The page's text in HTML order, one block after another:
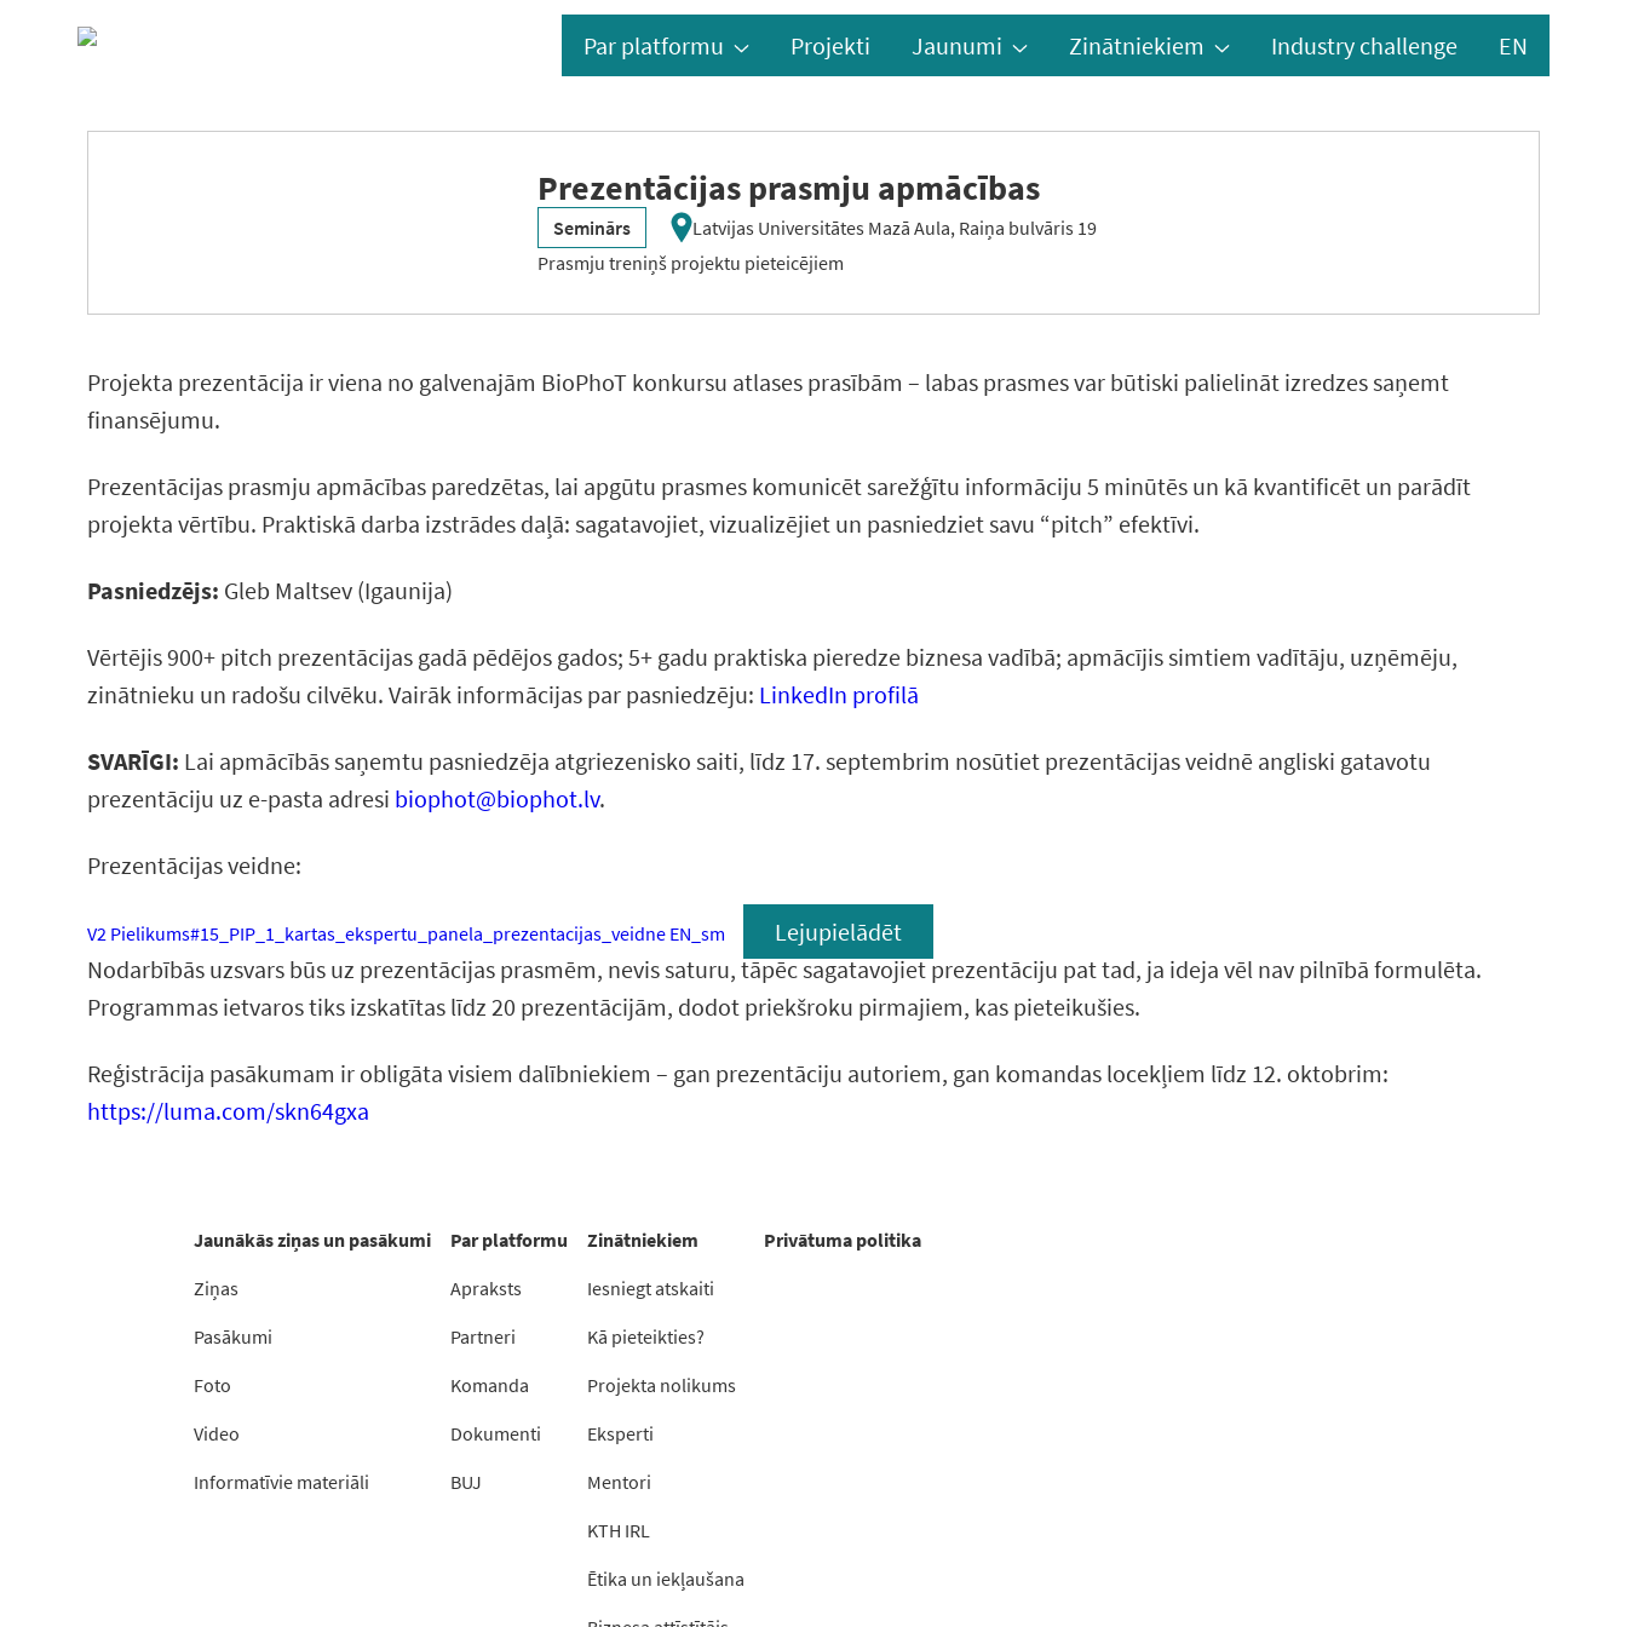
Par platformu Projekti Jaunumi Zinātniekiem Industry challenge EN
Prezentācijas prasmju apmācības
Seminārs
Latvijas Universitātes Mazā Aula, Raiņa bulvāris 19
Prasmju treniņš projektu pieteicējiem
Projekta prezentācija ir viena no galvenajām BioPhoT konkursu atlases prasībām – labas prasmes var būtiski palielināt izredzes saņemt
finansējumu.
Prezentācijas prasmju apmācības paredzētas, lai apgūtu prasmes komunicēt sarežģītu informāciju 5 minūtēs un kā kvantificēt un parādīt
projekta vērtību. Praktiskā darba izstrādes daļā: sagatavojiet, vizualizējiet un pasniedziet savu “pitch” efektīvi.
Pasniedzējs: Gleb Maltsev (Igaunija)
Vērtējis 900+ pitch prezentācijas gadā pēdējos gados; 5+ gadu praktiska pieredze biznesa vadībā; apmācījis simtiem vadītāju, uzņēmēju,
zinātnieku un radošu cilvēku. Vairāk informācijas par pasniedzēju: LinkedIn profilā
SVARĪGI: Lai apmācībās saņemtu pasniedzēja atgriezenisko saiti, līdz 17. septembrim nosūtiet prezentācijas veidnē angliski gatavotu
prezentāciju uz e-pasta adresi biophot@biophot.lv.
Prezentācijas veidne:
V2 Pielikums#15_PIP_1_kartas_ekspertu_panela_prezentacijas_veidne EN_sm
Lejupielādēt
Nodarbībās uzsvars būs uz prezentācijas prasmēm, nevis saturu, tāpēc sagatavojiet prezentāciju pat tad, ja ideja vēl nav pilnībā formulēta.
Programmas ietvaros tiks izskatītas līdz 20 prezentācijām, dodot priekšroku pirmajiem, kas pieteikušies.
Reģistrācija pasākumam ir obligāta visiem dalībniekiem – gan prezentāciju autoriem, gan komandas locekļiem līdz 12. oktobrim:
https://luma.com/skn64gxa
Jaunākās ziņas un pasākumi
Ziņas
Pasākumi
Foto
Video
Informatīvie materiāli
Par platformu
Apraksts
Partneri
Komanda
Dokumenti
BUJ
Zinātniekiem
Iesniegt atskaiti
Kā pieteikties?
Projekta nolikums
Eksperti
Mentori
KTH IRL
Ētika un iekļaušana
Privātuma politika